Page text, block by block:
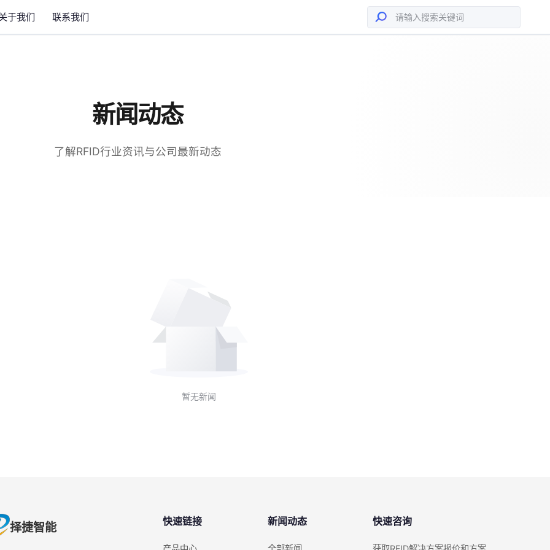
于我们 联系我们
新闻动态
了解RFID行业资讯与公司最新动态
暂无新闻
择捷智能 快速链接 新闻动态 快速咨询